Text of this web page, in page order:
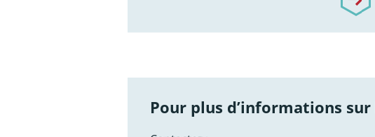
Pour plus d’informations